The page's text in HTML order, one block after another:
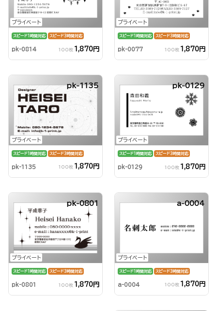
プライベート
スピード1時間対応 スピード3時間対応
pk-0814 100枚 1,870円
プライベート
スピード1時間対応 スピード3時間対応
pk-0077 100枚 1,870円
プライベート
pk-1135
スピード1時間対応 スピード3時間対応
pk-1135 100枚 1,870円
プライベート
pk-0129
スピード1時間対応 スピード3時間対応
pk-0129 100枚 1,870円
プライベート
pk-0801
スピード1時間対応 スピード3時間対応
pk-0801 100枚 1,870円
プライベート
a-0004
スピード1時間対応 スピード3時間対応
a-0004 100枚 1,870円